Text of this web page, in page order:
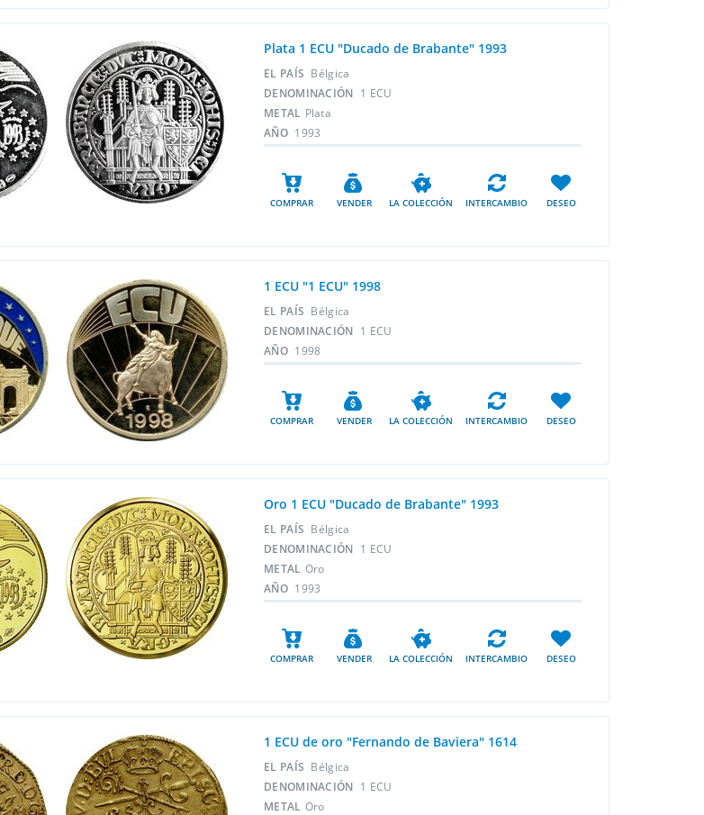
Plata 1 ECU "Ducado de Brabante" 1993
EL PAÍS Bélgica
DENOMINACIÓN 1 ECU
METAL Plata
AÑO 1993
COMPRAR VENDER LA COLECCIÓN INTERCAMBIO DESEO
1 ECU "1 ECU" 1998
EL PAÍS Bélgica
DENOMINACIÓN 1 ECU
AÑO 1998
COMPRAR VENDER LA COLECCIÓN INTERCAMBIO DESEO
Oro 1 ECU "Ducado de Brabante" 1993
EL PAÍS Bélgica
DENOMINACIÓN 1 ECU
METAL Oro
AÑO 1993
COMPRAR VENDER LA COLECCIÓN INTERCAMBIO DESEO
1 ECU de oro "Fernando de Baviera" 1614
EL PAÍS Bélgica
DENOMINACIÓN 1 ECU
METAL Oro